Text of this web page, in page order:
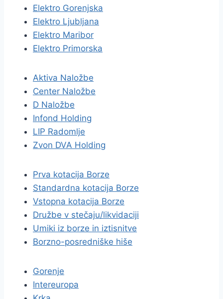
Elektro Gorenjska
Elektro Ljubljana
Elektro Maribor
Elektro Primorska
Aktiva Naložbe
Center Naložbe
D Naložbe
Infond Holding
LIP Radomlje
Zvon DVA Holding
Prva kotacija Borze
Standardna kotacija Borze
Vstopna kotacija Borze
Družbe v stečaju/likvidaciji
Umiki iz borze in iztisnitve
Borzno-posredniške hiše
Gorenje
Intereuropa